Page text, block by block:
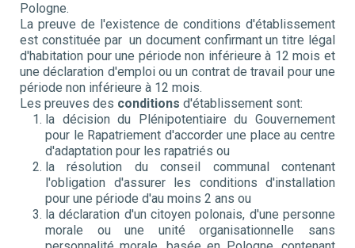
Pologne.
La preuve de l'existence de conditions d'établissement
est constituée par un document confirmant un titre légal
d'habitation pour une période non inférieure à 12 mois et
une déclaration d'emploi ou un contrat de travail pour une
période non inférieure à 12 mois.
Les preuves des conditions d'établissement sont:
la décision du Plénipotentiaire du Gouvernement
pour le Rapatriement d'accorder une place au centre
d'adaptation pour les rapatriés ou
la résolution du conseil communal contenant
l'obligation d'assurer les conditions d'installation
pour une période d'au moins 2 ans ou
la déclaration d'un citoyen polonais, d'une personne
morale ou une unité organisationnelle sans